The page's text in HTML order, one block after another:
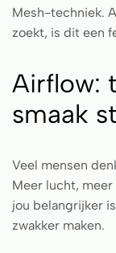
Mesh-techniek.
zoekt, is dit een
Airflow:
smaak
Veel mensen
Meer lucht, meer
jou belangrijker
zwakker maken.